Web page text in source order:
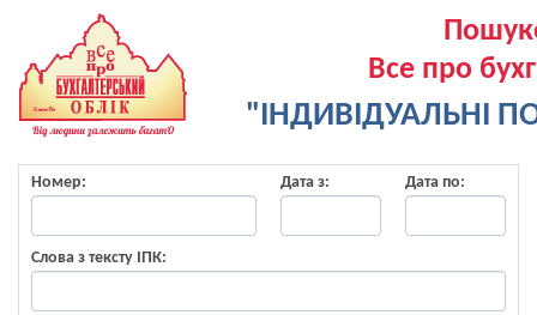
Все про
"ІНДИВІДУАЛЬНІ
Номер: Дата з: Дата по:
Слова з тексту ІПК: